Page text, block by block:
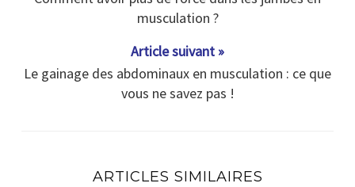
musculation ?
Article suivant »
Le gainage des abdominaux en musculation : ce que
vous ne savez pas !
ARTICLES SIMILAIRES